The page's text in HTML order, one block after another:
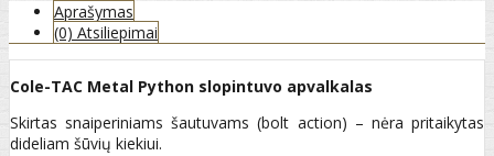
Aprašymas
(0) Atsiliepimai
Cole-TAC Metal Python slopintuvo apvalkalas
Skirtas snaiperiniams šautuvams (bolt action) – nėra pritaikytas
dideliam šūvių kiekiui.